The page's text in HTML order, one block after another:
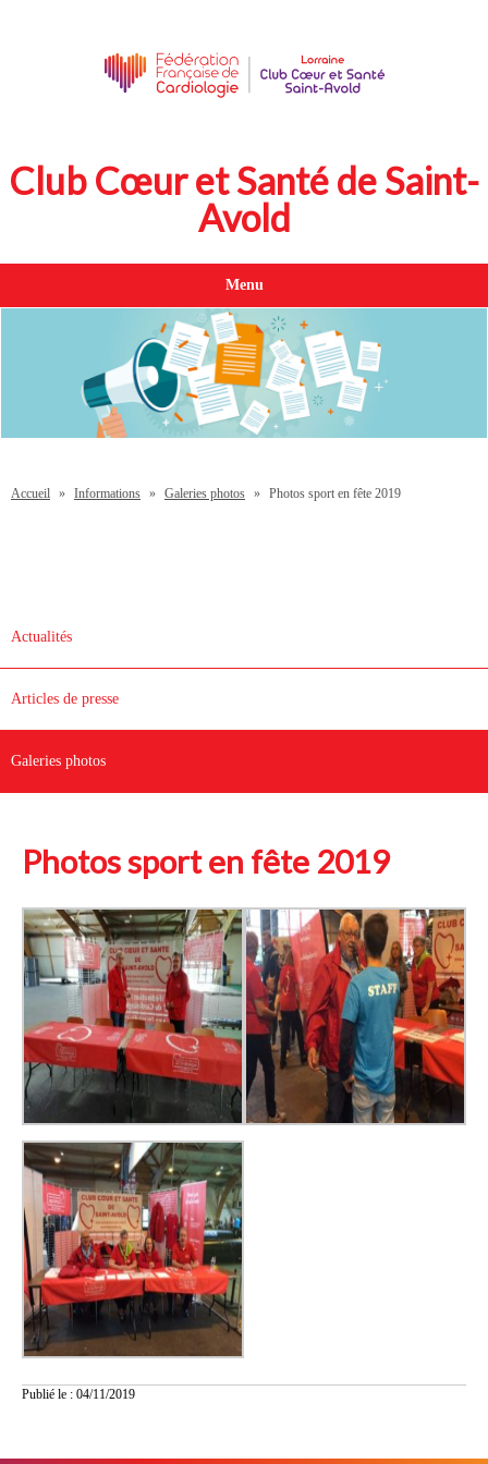
Club Cœur et Santé de Saint-
Avold
Menu
Accueil » Informations » Galeries photos » Photos sport en fête 2019
Actualités
Articles de presse
Galeries photos
Photos sport en fête 2019
Publié le : 04/11/2019